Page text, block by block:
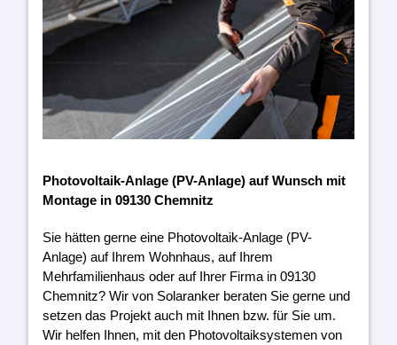
Photovoltaik-Anlage (PV-Anlage) auf Wunsch mit
Montage in 09130 Chemnitz
Sie hätten gerne eine Photovoltaik-Anlage (PV-
Anlage) auf Ihrem Wohnhaus, auf Ihrem
Mehrfamilienhaus oder auf Ihrer Firma in 09130
Chemnitz? Wir von Solaranker beraten Sie gerne und
setzen das Projekt auch mit Ihnen bzw. für Sie um.
Wir helfen Ihnen, mit den Photovoltaiksystemen von